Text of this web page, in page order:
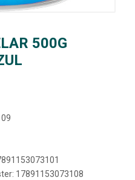
500G
17891153073108